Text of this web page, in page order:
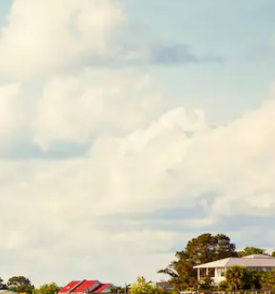
ih pregledajte dodirom ili povlačenjem prsta.